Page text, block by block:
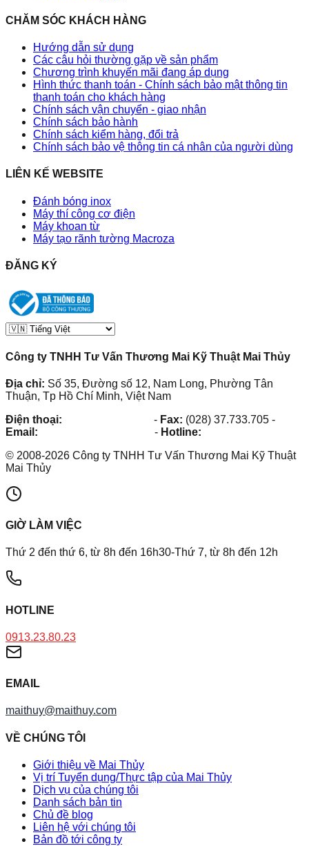
CHĂM SÓC KHÁCH HÀNG
Hướng dẫn sử dụng
Các câu hỏi thường gặp về sản phẩm
Chương trình khuyến mãi đang áp dụng
Hình thức thanh toán - Chính sách bảo mật thông tin
thanh toán cho khách hàng
Chính sách vận chuyển - giao nhận
Chính sách bảo hành
Chính sách kiểm hàng, đổi trả
Chính sách bảo vệ thông tin cá nhân của người dùng
LIÊN KẾ WEBSITE
Đánh bóng inox
Máy thí công cơ điện
Máy khoan từ
Máy tạo rãnh tường Macroza
ĐĂNG KÝ
Công ty TNHH Tư Vấn Thương Mai Kỹ Thuật Mai Thủy
Địa chỉ: Số 35, Đường số 12, Nam Long, Phường Tân
Thuận, Tp Hồ Chí Minh, Việt Nam
Điện thoại:
- Fax: (028) 37.733.705 -
Email:
- Hotline:
© 2008-2026 Công ty TNHH Tư Vấn Thương Mai Kỹ Thuật
Mai Thủy
GIỜ LÀM VIỆC
Thứ 2 đến thứ 6, từ 8h đến 16h30-Thứ 7, từ 8h đến 12h
HOTLINE
0913.23.80.23
EMAIL
maithuy@maithuy.com
VỀ CHÚNG TÔI
Giới thiệu về Mai Thủy
Vị trí Tuyển dụng/Thực tập của Mai Thủy
Dịch vụ của chúng tôi
Danh sách bản tin
Chủ đề blog
Liên hệ với chúng tôi
Bản đồ tới công ty